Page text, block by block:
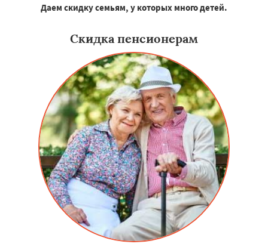
Даем скидку семьям, у которых много детей.
Скидка пенсионерам